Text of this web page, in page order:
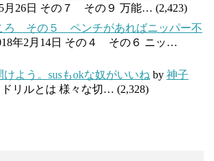
月26日 その７ その９ 万能… (2,423)
ろ その５ ペンチがあればニッパー不
年2月14日 その４ その６ ニッ…
けよう。susもokな奴がいいね by 神子
ドリルとは 様々な切… (2,328)